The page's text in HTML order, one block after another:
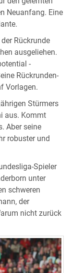
Neuanfang. Eine
Rückrunde
ausgeliehen.
-
Rückrunden-
Vorlagen.
Stürmers
aus. Kommt
Aber seine
robuster und
Spieler
unter
schweren
der
nicht zurück